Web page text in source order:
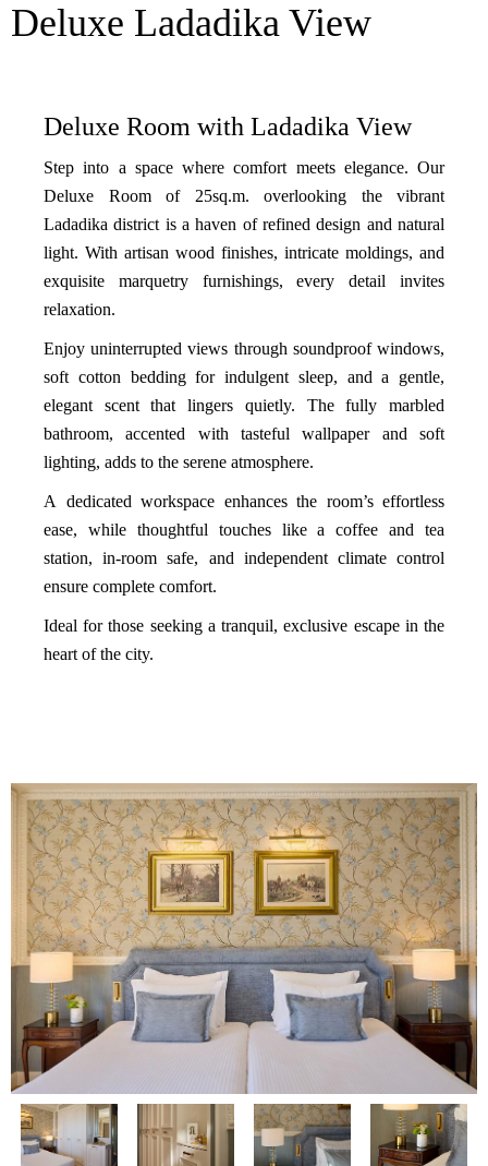
Deluxe Ladadika View
Deluxe Room with Ladadika View
Step into a space where comfort meets elegance. Our
Deluxe Room of 25sq.m. overlooking the vibrant
Ladadika district is a haven of refined design and natural
light. With artisan wood finishes, intricate moldings, and
exquisite marquetry furnishings, every detail invites
relaxation.
Enjoy uninterrupted views through soundproof windows,
soft cotton bedding for indulgent sleep, and a gentle,
elegant scent that lingers quietly. The fully marbled
bathroom, accented with tasteful wallpaper and soft
lighting, adds to the serene atmosphere.
A dedicated workspace enhances the room’s effortless
ease, while thoughtful touches like a coffee and tea
station, in-room safe, and independent climate control
ensure complete comfort.
Ideal for those seeking a tranquil, exclusive escape in the
heart of the city.